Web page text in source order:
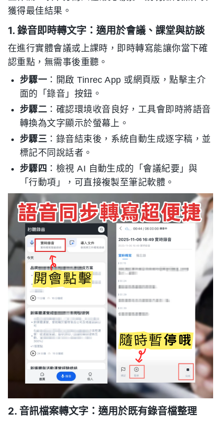
獲得最佳結果。
1. 錄音即時轉文字：適用於會議、課堂與訪談
在進行實體會議或上課時，即時轉寫能讓你當下確
認重點，無需事後重聽。
步驟一 ：開啟 Tinrec App 或網頁版，點擊主介
面的「錄音」按鈕。
步驟二 ：確認環境收音良好，工具會即時將語音
轉換為文字顯示於螢幕上。
步驟三 ：錄音結束後，系統自動生成逐字稿，並
標記不同說話者。
步驟四 ：檢視 AI 自動生成的「會議紀要」與
「行動項」，可直接複製至筆記軟體。
2. 音訊檔案轉文字：適用於既有錄音檔整理